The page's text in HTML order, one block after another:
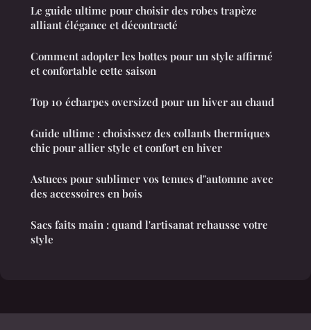
Le guide ultime pour choisir des robes trapèze
alliant élégance et décontracté
Comment adopter les bottes pour un style affirmé
et confortable cette saison
Top 10 écharpes oversized pour un hiver au chaud
Guide ultime : choisissez des collants thermiques
chic pour allier style et confort en hiver
Astuces pour sublimer vos tenues d"automne avec
des accessoires en bois
Sacs faits main : quand l'artisanat rehausse votre
style